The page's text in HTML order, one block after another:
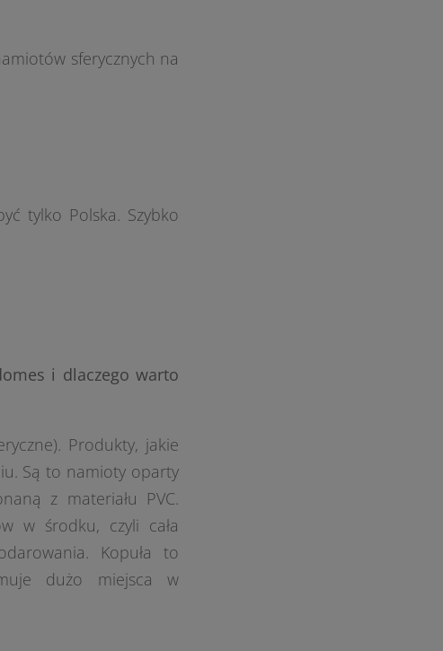
sferycznych na
tylko Polska. Szybko
i dlaczego warto
Produkty, jakie
Są to namioty oparty
z materiału PVC.
w środku, czyli cała
Kopuła to
dużo miejsca w